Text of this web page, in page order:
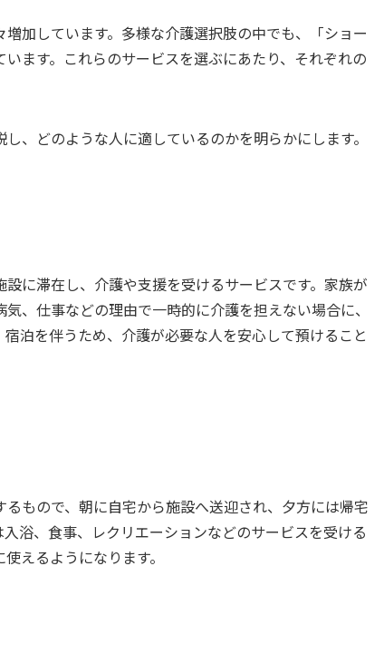
加しています。多様な介護選択肢の中でも、「ショー
ます。これらのサービスを選ぶにあたり、それぞれの
、どのような人に適しているのかを明らかにします。
に滞在し、介護や支援を受けるサービスです。家族が
、仕事などの理由で一時的に介護を担えない場合に、
泊を伴うため、介護が必要な人を安心して預けること
もので、朝に自宅から施設へ送迎され、夕方には帰宅
浴、食事、レクリエーションなどのサービスを受ける
えるようになります。